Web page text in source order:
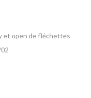
et open de fléchettes